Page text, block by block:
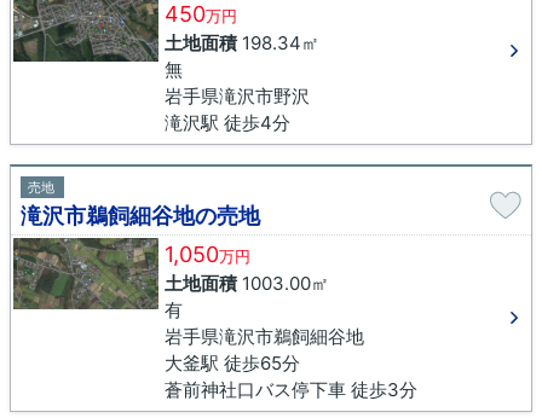
450万円
土地面積198.34㎡
無
岩手県滝沢市野沢
滝沢駅 徒歩4分
売地
滝沢市鵜飼細谷地の売地
1,050万円
土地面積1003.00㎡
有
岩手県滝沢市鵜飼細谷地
大釜駅 徒歩65分
蒼前神社口バス停下車 徒歩3分